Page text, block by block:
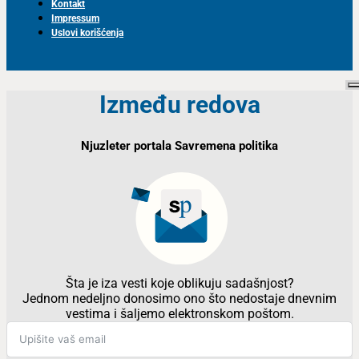
Kontakt
Impressum
Uslovi korišćenja
Između redova
Njuzleter portala Savremena politika
Šta je iza vesti koje oblikuju sadašnjost?
Jednom nedeljno donosimo ono što nedostaje dnevnim
vestima i šaljemo elektronskom poštom.